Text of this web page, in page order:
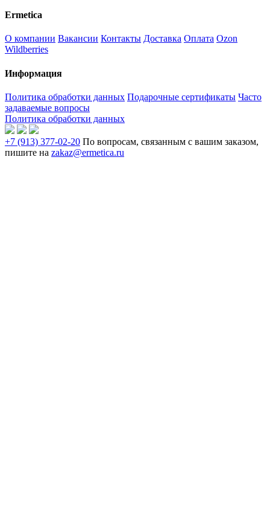
Ermetica
О компании Вакансии Контакты Доставка Оплата Ozon
Wildberries
Информация
Политика обработки данных Подарочные сертификаты Часто
задаваемые вопросы
Политика обработки данных
+7 (913) 377-02-20 По вопросам, связанным с вашим заказом,
пишите на zakaz@ermetica.ru